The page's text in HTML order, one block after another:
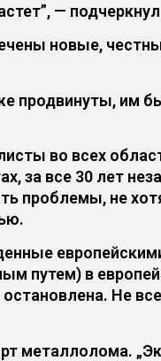
—
новые,
продвинуты, им
во всех
за все 30 лет
проблемы, не
путем) в
Не
металлолома.